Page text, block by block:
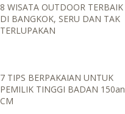
8 WISATA OUTDOOR TERBAIK
DI BANGKOK, SERU DAN TAK
TERLUPAKAN
7 TIPS BERPAKAIAN UNTUK
PEMILIK TINGGI BADAN 150an
CM